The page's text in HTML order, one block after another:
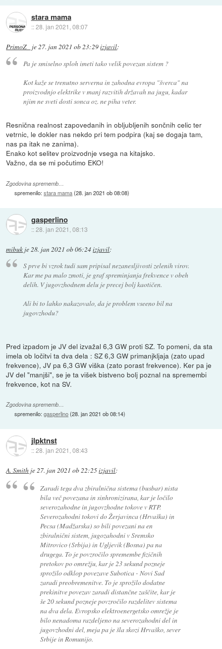
stara mama
::28. jan 2021, 08:07
PrimoZ_ je27. jan 2021 ob 23:29izjavil:
Pa je smiselno sploh imeti tako velik povezan sistem ?
Kot kaže se trenutno serverna in zahodna evropa "šverca" na
proizvodnjo elektrike v manj razvitih državah na jugu, kadar
njim ne sveti dosti sonca oz. ne piha veter.
Resnična realnost zapovedanih in obljubljenih sončnih celic ter
vetrnic, le dokler nas nekdo pri tem podpira (kaj se dogaja tam,
nas pa itak ne zanima).
Enako kot selitev proizvodnje vsega na kitajsko.
Važno, da se mi počutimo EKO!
Zgodovina sprememb…
spremenilo:stara mama(28. jan 2021 ob 08:08)
gasperlino
::28. jan 2021, 08:13
mibuk je 28. jan 2021 ob 06:24izjavil:
S prve bi vzrok tudi sam pripisal nezanesljivosti zelenih virov.
Kar me pa malo zmoti, je graf spreminjanja frekvence v obeh
delih. V jugovzhodnem delu je precej bolj kaotičen.
Ali bi to lahko nakazovalo, da je problem vseeno bil na
jugovzhodu?
Pred izpadom je JV del izvažal 6,3 GW proti SZ. To pomeni, da sta
imela ob ločitvi ta dva dela : SZ 6,3 GW primanjkljaja (zato upad
frekvence), JV pa 6,3 GW viška (zato porast frekvence). Ker pa je
JV del "manjši", se je ta višek bistveno bolj poznal na spremembi
frekvence, kot na SV.
Zgodovina sprememb…
spremenilo:gasperlino(28. jan 2021 ob 08:14)
jlpktnst
::28. jan 2021, 08:43
A. Smith je27. jan 2021 ob 22:25izjavil:
Zaradi tega dva zbiralnična sistema (busbar) nista
bila več povezana in sinhronizirana, kar je ločilo
severozahodne in jugovzhodne tokove v RTP.
Severozahodni tokovi do Žerjavinca (Hrvaška) in
Pecsa (Madžarska) so bili povezani na en
zbiralnični sistem, jugozahodni v Sremsko
Mitrovico (Srbija) in Ugljevik (Bosna) pa na
drugega. To je povzročilo spremembe fizičnih
pretokov po omrežju, kar je 23 sekund pozneje
sprožilo odklop povezave Subotica - Novi Sad
zaradi preobremenitve. To je sprožilo dodatne
prekinitve povezav zaradi distančne zaščite, kar je
še 20 sekund pozneje povzročilo razdelitev sistema
na dva dela. Evropsko elektroenergetsko omrežje je
bilo nenadoma razdeljeno na severozahodni del in
jugovzhodni del, meja pa je šla skozi Hrvaško, sever
Srbije in Romunijo.